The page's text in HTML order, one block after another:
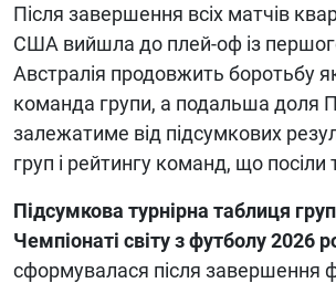
Після завершення всіх матчів
США вийшла до плей-оф із
Австралія продовжить боротьбу
команда групи, а подальша доля
залежатиме від підсумкових
груп і рейтингу команд, що посіли
Підсумкова турнірна таблиця
Чемпіонаті світу з футболу 2026
сформувалася після завершення